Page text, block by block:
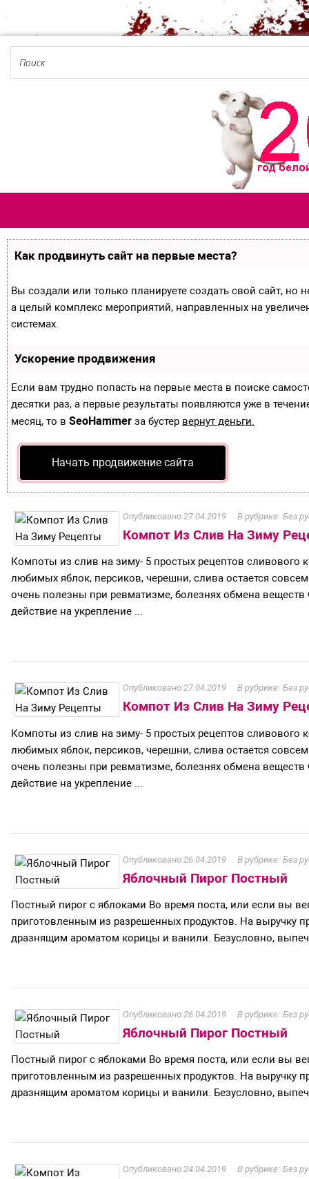
Как продвинуть сайт на первые места?
Вы создали или только планируете создать свой сайт, но
а целый комплекс мероприятий, направленных на
системах.
Ускорение продвижения
Если вам трудно попасть на первые места в поиске
десятки раз, а первые результаты появляются уже в
месяц, то в SeoHammer за бустер вернут деньги.
Начать продвижение сайта
27.04.2019 Без
Компот Из Слив На Зиму
Компоты из слив на зиму- 5 простых рецептов
любимых яблок, персиков, черешни, слива остается
очень полезны при ревматизме, болезнях обмена
действие на укрепление ...
27.04.2019 Без
Компот Из Слив На Зиму
Компоты из слив на зиму- 5 простых рецептов
любимых яблок, персиков, черешни, слива остается
очень полезны при ревматизме, болезнях обмена
действие на укрепление ...
26.04.2019 Без
Яблочный Пирог Постный
Постный пирог с яблоками Во время поста, или если вы
приготовленным из разрешенных продуктов. На выручку
дразнящим ароматом корицы и ванили. Безусловно,
26.04.2019 Без
Яблочный Пирог Постный
Постный пирог с яблоками Во время поста, или если вы
приготовленным из разрешенных продуктов. На выручку
дразнящим ароматом корицы и ванили. Безусловно,
24.04.2019 Без